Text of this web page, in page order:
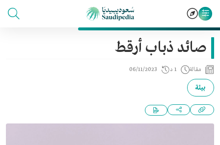
صائد ذباب أرقط
مقالة 1 د 06/11/2023
بيئة